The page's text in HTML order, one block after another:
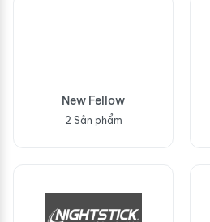
New Fellow
2 Sản phẩm